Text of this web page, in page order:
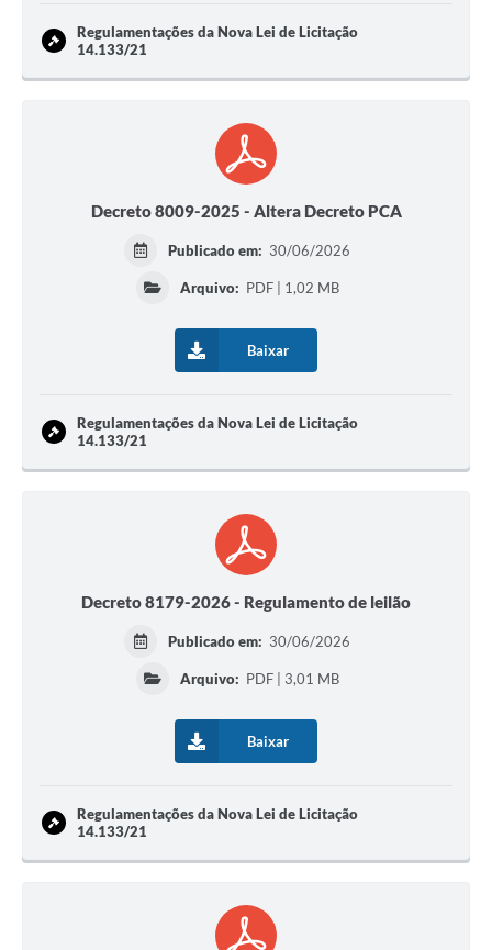
Regulamentações da Nova Lei de Licitação
14.133/21
Decreto 8009-2025 - Altera Decreto PCA
Publicado em: 30/06/2026
Arquivo: PDF | 1,02 MB
Baixar
Regulamentações da Nova Lei de Licitação
14.133/21
Decreto 8179-2026 - Regulamento de leilão
Publicado em: 30/06/2026
Arquivo: PDF | 3,01 MB
Baixar
Regulamentações da Nova Lei de Licitação
14.133/21